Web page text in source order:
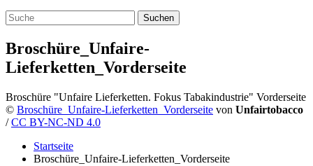
Broschüre_Unfaire-
Lieferketten_Vorderseite
Broschüre "Unfaire Lieferketten. Fokus Tabakindustrie" Vorderseite
© Broschüre_Unfaire-Lieferketten_Vorderseite von Unfairtobacco
/CC BY-NC-ND 4.0
Startseite
Broschüre_Unfaire-Lieferketten_Vorderseite